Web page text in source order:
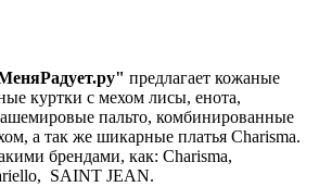
предлагает кожаные
куртки с мехом лисы, енота,
пальто, комбинированные
а так же шикарные платья Charisma.
брендами, как: Charisma,
SAINT JEAN.